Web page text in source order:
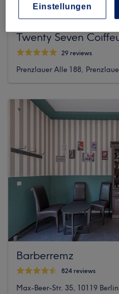
Twenty Seven
29 reviews
Prenzlauer Alle 188,
Barberremz
824 reviews
Max-Beer-Str. 35, 10119
Einstellungen